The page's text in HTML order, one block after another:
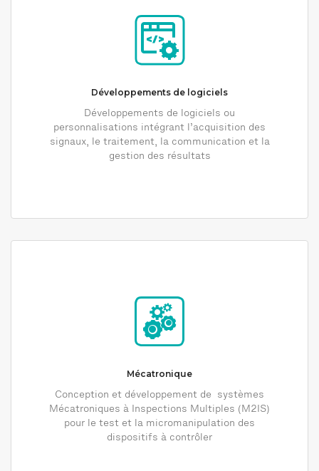
Développements de logiciels
Développements de logiciels ou
personnalisations intégrant l’acquisition des
signaux, le traitement, la communication et la
gestion des résultats
Mécatronique
Conception et développement de systèmes
Mécatroniques à Inspections Multiples (M2IS)
pour le test et la micromanipulation des
dispositifs à contrôler